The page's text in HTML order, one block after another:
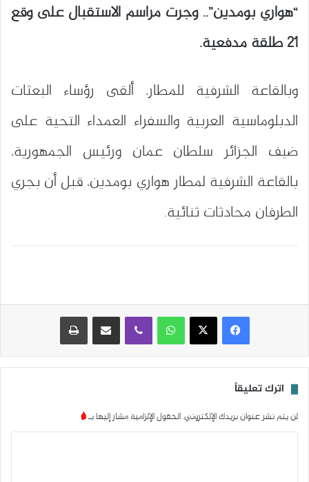
“هواري بومدين”.. وجرت مراسم الاستقبال على وقع
21 طلقة مدفعية.
وبالقاعة الشرفية للمطار، ألقى رؤساء البعثات
الدبلوماسية العربية والسفراء العمداء التحية على
ضيف الجزائر سلطان عمان ورئيس الجمهورية،
بالقاعة الشرفية لمطار هواري بومدين، قبل أن بجري
الطرفان محادثات ثنائية.
واتساب مشاركة عبر البريد
اترك تعليقاً
لن يتم نشر عنوان بريدك الإلكتروني.الحقول الإلزامية مشار إليها بـ*